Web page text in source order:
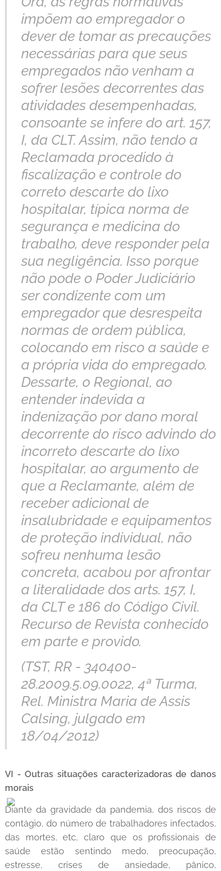
impõem ao empregador o
dever de tomar as precauções
necessárias para que seus
empregados não venham a
sofrer lesões decorrentes das
atividades desempenhadas,
consoante se infere do art. 157,
I, da CLT. Assim, não tendo a
Reclamada procedido à
fiscalização e controle do
correto descarte do lixo
hospitalar, típica norma de
segurança e medicina do
trabalho, deve responder pela
sua negligência. Isso porque
não pode o Poder Judiciário
ser condizente com um
empregador que desrespeita
normas de ordem pública,
colocando em risco a saúde e
a própria vida do empregado.
Dessarte, o Regional, ao
entender indevida a
indenização por dano moral
decorrente do risco advindo do
incorreto descarte do lixo
hospitalar, ao argumento de
que a Reclamante, além de
receber adicional de
insalubridade e equipamentos
de proteção individual, não
sofreu nenhuma lesão
concreta, acabou por afrontar
a literalidade dos arts. 157, I,
da CLT e 186 do Código Civil.
Recurso de Revista conhecido
em parte e provido.
(TST, RR - 340400-
28.2009.5.09.0022, 4ª Turma,
Rel. Ministra Maria de Assis
Calsing, julgado em
18/04/2012)
VI - Outras situações caracterizadoras de danos
morais
Diante da gravidade da pandemia, dos riscos de
contágio, do número de trabalhadores infectados,
das mortes, etc, claro que os profissionais de
saúde estão sentindo medo, preocupação,
estresse, crises de ansiedade, pânico,